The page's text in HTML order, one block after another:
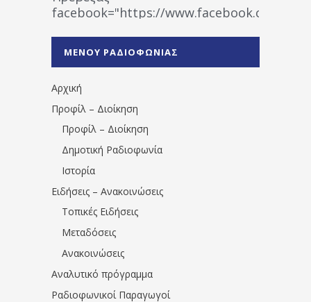
facebook="https://www.facebook.com/
1531194763766854/" artist="" ]
ΜΕΝΟΥ ΡΑΔΙΟΦΩΝΙΑΣ
Αρχική
Προφίλ – Διοίκηση
Προφίλ – Διοίκηση
Δημοτική Ραδιοφωνία
Ιστορία
Ειδήσεις – Ανακοινώσεις
Τοπικές Ειδήσεις
Μεταδόσεις
Ανακοινώσεις
Αναλυτικό πρόγραμμα
Ραδιοφωνικοί Παραγωγοί